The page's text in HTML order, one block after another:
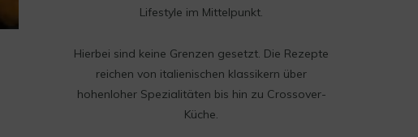
t
g
r
Lifestyle im Mittelpunkt.
Hierbei sind keine Grenzen gesetzt. Die Rezepte
reichen von italienischen klassikern über
hohenloher Spezialitäten bis hin zu Crossover-
Küche.